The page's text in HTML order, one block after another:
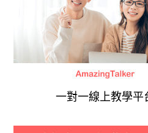
一對一線上教學平